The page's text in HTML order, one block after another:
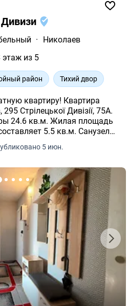
·
Николаев
этаж из 5
район Тихий двор
квартиру! Квартира
Стрілецької Дивізії, 75А.
5.5 кв.м. Санузел
3 этаже. Централизованное
5 июн.